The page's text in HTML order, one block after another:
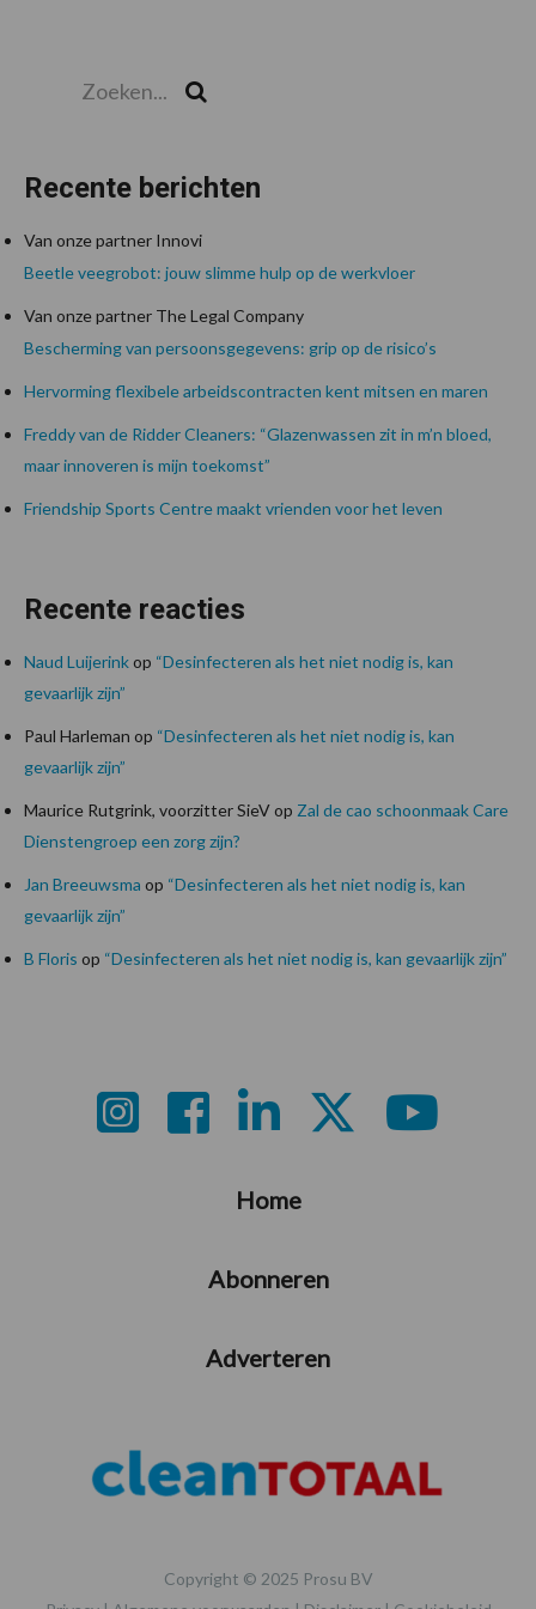
Recente berichten
Van onze partner Innovi
Beetle veegrobot: jouw slimme hulp op de werkvloer
Van onze partner The Legal Company
Bescherming van persoonsgegevens: grip op de risico’s
Hervorming flexibele arbeidscontracten kent mitsen en maren
Freddy van de Ridder Cleaners: “Glazenwassen zit in m’n bloed,
maar innoveren is mijn toekomst”
Friendship Sports Centre maakt vrienden voor het leven
Recente reacties
Naud Luijerinkop “Desinfecteren als het niet nodig is, kan
gevaarlijk zijn”
Paul Harleman op “Desinfecteren als het niet nodig is, kan
gevaarlijk zijn”
Maurice Rutgrink, voorzitter SieVop Zal de cao schoonmaak Care
Dienstengroep een zorg zijn?
Jan Breeuwsma op “Desinfecteren als het niet nodig is, kan
gevaarlijk zijn”
B Floris op “Desinfecteren als het niet nodig is, kan gevaarlijk zijn”
Home
Abonneren
Adverteren
Copyright © 2025 Prosu BV